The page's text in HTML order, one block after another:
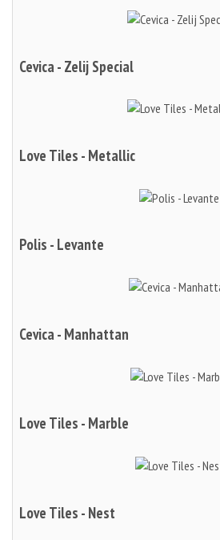
Cevica - Zelij Special
Love Tiles - Metallic
Polis - Levante
Cevica - Manhattan
Love Tiles - Marble
Love Tiles - Nest